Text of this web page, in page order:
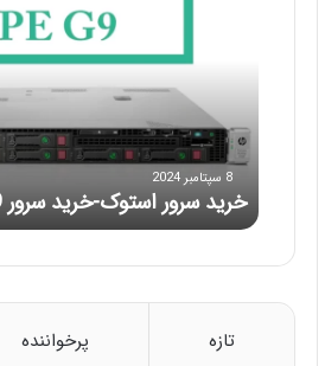
و
س
ت
-
8 سپتامبر 2024
خرید سرور استوک-خرید سرور G9
تازه پرخواننده